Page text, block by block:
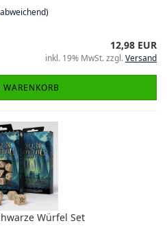
12,98 EUR
inkl. 19% MwSt. zzgl.Versand
Würfel Set